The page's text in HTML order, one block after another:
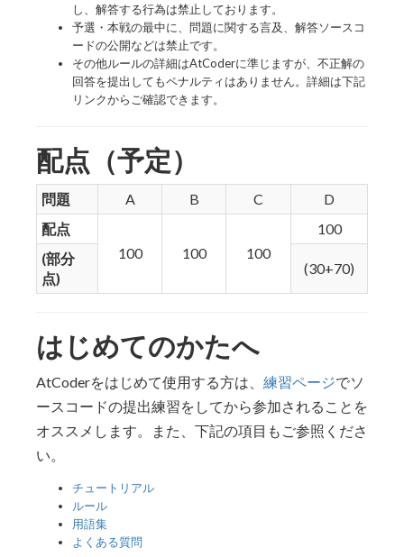
し、解答する行為は禁止しております。
予選・本戦の最中に、問題に関する言及、解答ソースコ
ードの公開などは禁止です。
その他ルールの詳細はAtCoderに準じますが、不正解の
回答を提出してもペナルティはありません。詳細は下記
リンクからご確認できます。
配点（予定）
問題 A B C
D
配点
100
100 100
100
(部分
点)
(30+70)
はじめてのかたへ
AtCoderをはじめて使用する方は、 練習ページでソ
ースコードの提出練習をしてから参加されることを
オススメします。また、下記の項目もご参照くださ
い。
チュートリアル
ルール
用語集
よくある質問